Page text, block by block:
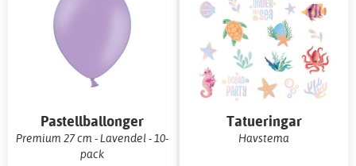
Pastellballonger
Premium 27 cm - Lavendel - 10-
pack
Tatueringar
Havstema